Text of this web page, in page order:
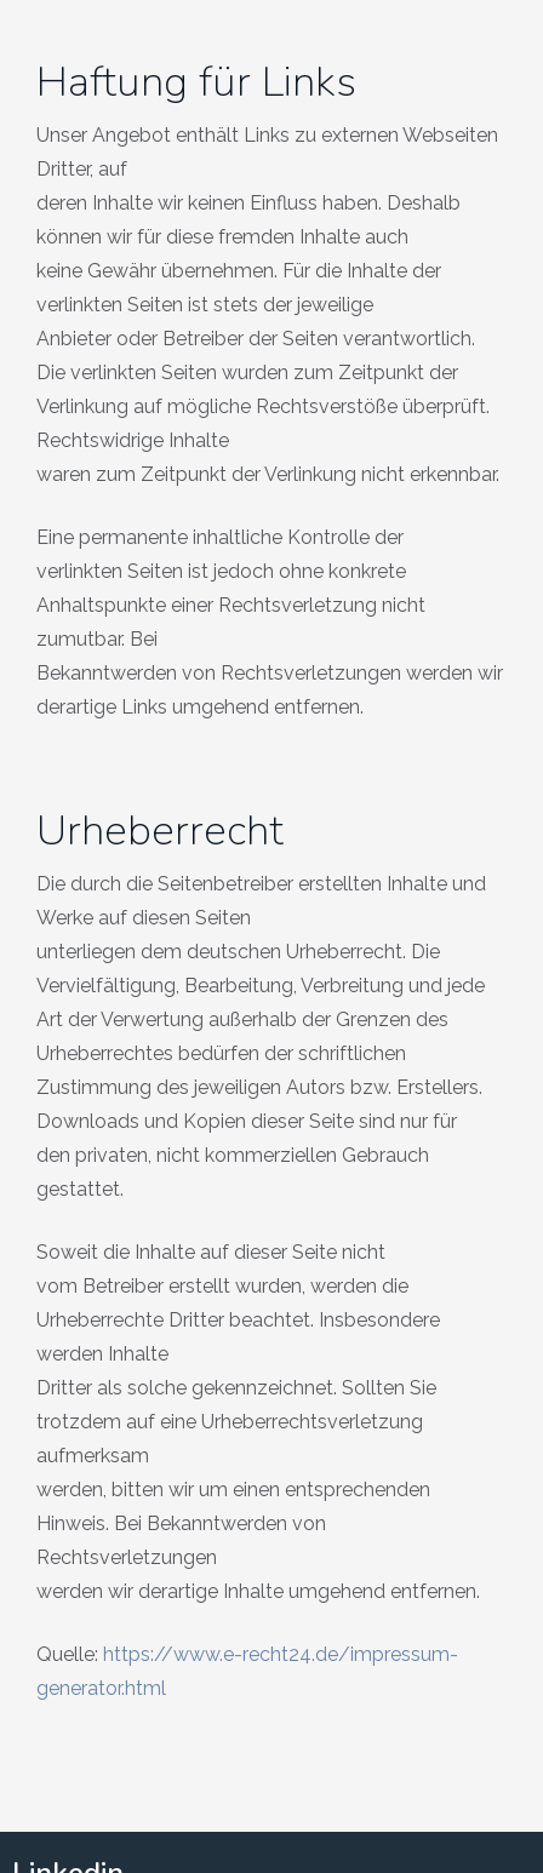
Haftung für Links
Unser Angebot enthält Links zu externen Webseiten
Dritter, auf
deren Inhalte wir keinen Einfluss haben. Deshalb
können wir für diese fremden Inhalte auch
keine Gewähr übernehmen. Für die Inhalte der
verlinkten Seiten ist stets der jeweilige
Anbieter oder Betreiber der Seiten verantwortlich.
Die verlinkten Seiten wurden zum Zeitpunkt der
Verlinkung auf mögliche Rechtsverstöße überprüft.
Rechtswidrige Inhalte
waren zum Zeitpunkt der Verlinkung nicht erkennbar.
Eine permanente inhaltliche Kontrolle der
verlinkten Seiten ist jedoch ohne konkrete
Anhaltspunkte einer Rechtsverletzung nicht
zumutbar. Bei
Bekanntwerden von Rechtsverletzungen werden wir
derartige Links umgehend entfernen.
Urheberrecht
Die durch die Seitenbetreiber erstellten Inhalte und
Werke auf diesen Seiten
unterliegen dem deutschen Urheberrecht. Die
Vervielfältigung, Bearbeitung, Verbreitung und jede
Art der Verwertung außerhalb der Grenzen des
Urheberrechtes bedürfen der schriftlichen
Zustimmung des jeweiligen Autors bzw. Erstellers.
Downloads und Kopien dieser Seite sind nur für
den privaten, nicht kommerziellen Gebrauch
gestattet.
Soweit die Inhalte auf dieser Seite nicht
vom Betreiber erstellt wurden, werden die
Urheberrechte Dritter beachtet. Insbesondere
werden Inhalte
Dritter als solche gekennzeichnet. Sollten Sie
trotzdem auf eine Urheberrechtsverletzung
aufmerksam
werden, bitten wir um einen entsprechenden
Hinweis. Bei Bekanntwerden von
Rechtsverletzungen
werden wir derartige Inhalte umgehend entfernen.
Quelle: https://www.e-recht24.de/impressum-
generator.html